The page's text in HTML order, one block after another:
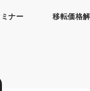
ナー 移転価格